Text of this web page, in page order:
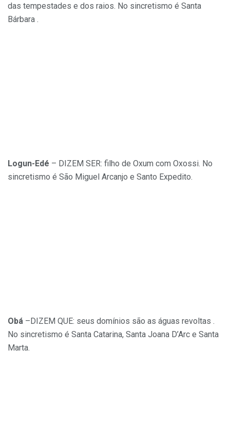
das tempestades e dos raios. No sincretismo é Santa
Bárbara .
Logun-Edé – DIZEM SER: filho de Oxum com Oxossi. No
sincretismo é São Miguel Arcanjo e Santo Expedito.
Obá –DIZEM QUE: seus domínios são as águas revoltas .
No sincretismo é Santa Catarina, Santa Joana D’Arc e Santa
Marta.